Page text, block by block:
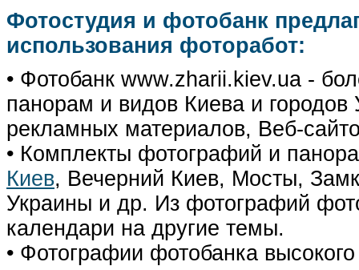
Фотостудия и фотобанк
использования фоторабот:
• Фотобанк www.zharii.kiev.ua -
панорам и видов Киева и городов
рекламных материалов, Веб-
• Комплекты фотографий и
Киев, Вечерний Киев, Мосты,
Украины и др. Из фотографий
календари на другие темы.
• Фотографии фотобанка